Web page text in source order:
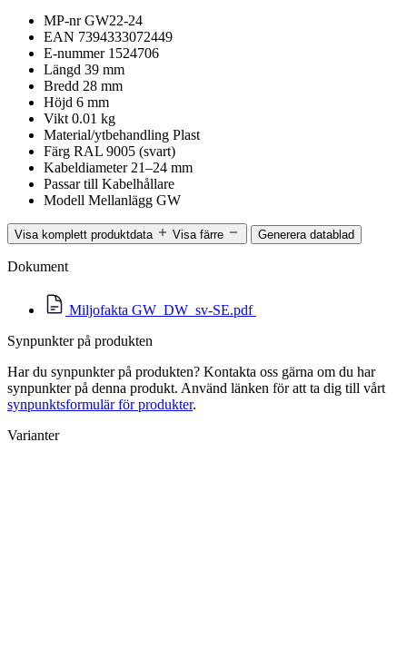
MP-nr GW22-24
EAN 7394333072449
E-nummer 1524706
Längd 39 mm
Bredd 28 mm
Höjd 6 mm
Vikt 0.01 kg
Material/ytbehandling Plast
Färg RAL 9005 (svart)
Kabeldiameter 21–24 mm
Passar till Kabelhållare
Modell Mellanlägg GW
Visa komplett produktdata Visa färre Generera datablad
Dokument
Miljofakta GW_DW_sv-SE.pdf
Synpunkter på produkten
Har du synpunkter på produkten? Kontakta oss gärna om du har
synpunkter på denna produkt. Använd länken för att ta dig till vårt
synpunktsformulär för produkter.
Varianter